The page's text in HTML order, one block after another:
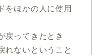
をほかの人に使用
戻ってきたとき
れないということ